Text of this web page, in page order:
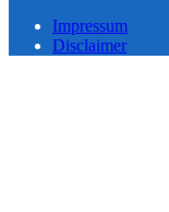
Impressum
Disclaimer